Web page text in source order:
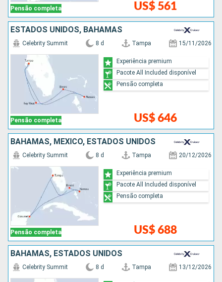
Pensão completa US$ 561
ESTADOS UNIDOS, BAHAMAS
Pensão completa
Celebrity Summit 8 d Tampa 15/11/2026
US$ 646
Experiência premium
Pacote All Included disponível
Pensão completa
BAHAMAS, MÉXICO, ESTADOS UNIDOS
Pensão completa
Celebrity Summit 8 d Tampa 20/12/2026
US$ 688
Experiência premium
Pacote All Included disponível
Pensão completa
BAHAMAS, ESTADOS UNIDOS
Celebrity Summit 8 d Tampa 13/12/2026